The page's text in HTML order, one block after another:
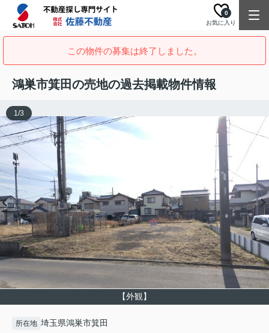
お気に入り
0
この物件の募集は終了しました。
鴻巣市箕田の売地の過去掲載物件情報
【外観】
1/3
所在地 埼玉県鴻巣市箕田